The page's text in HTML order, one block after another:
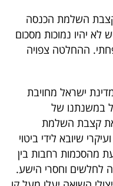
השלמת הכנסה
לא יהיו נמוכות מסכום
ההחלטה צפויה
ישראל מחויבת
במשנתנו של
קצבת השלמת
שיובא לידי ביטוי
מהסכמות רחבות בין
לחלשים וחסרי הישע.